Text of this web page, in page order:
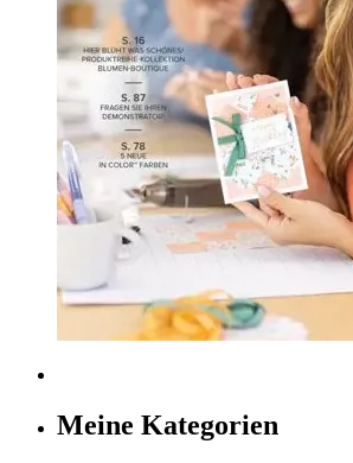
Meine Kategorien